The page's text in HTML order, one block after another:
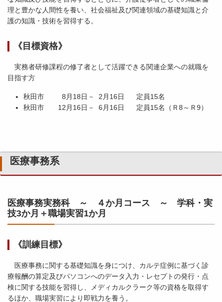
理と豊かな人間性を養い、社会福祉及び関連領域の基礎知識と介
護の知識・技術を習得する。
《目標資格》
実務者研修課程の修了者として活躍できる関連企業への就職を
目指す方
秋田市 8月18日－ 2月16日 定員15名
秋田市 12月16日－ 6月16日 定員15名（Ｒ8～Ｒ9）
医療事務系
医療事務実務科 ～ ４か月コース ～ 学科・実
技3か月＋職場実習1か月
《訓練目標》
医療事務に関する基礎知識を身につけ、カルテ症例に基づく診
療報酬の算定及びパソコンへのデータ入力・レセプトの発行・点
検に関する技能を習得し、メディカルクラーク等の資格を取得す
るほか、職場実習により即戦力を養う。